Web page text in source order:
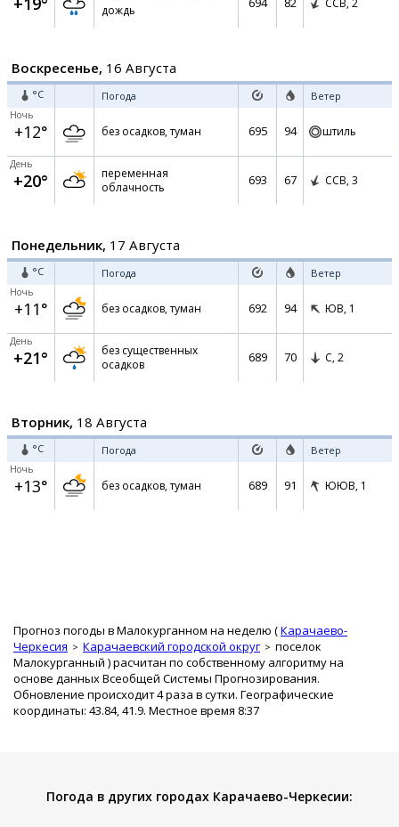
дождь
ССВ, 2
Воскресенье, 16 Августа
°C Погода Ветер
Ночь
+12° без осадков, туман 695 94 штиль
День
+20°
переменная
облачность
693 67 ССВ, 3
Понедельник, 17 Августа
°C Погода Ветер
Ночь
+11° без осадков, туман 692 94 ЮВ, 1
День
+21°
без существенных
осадков
689 70 С, 2
Вторник, 18 Августа
°C Погода Ветер
Ночь
+13° без осадков, туман 689 91 ЮЮВ, 1
Прогноз погоды в Малокурганном на неделю (Карачаево-
Черкесия
Карачаевский городской округ
поселок
Малокурганный ) расчитан по собственному алгоритму на
основе данных Всеобщей Системы Прогнозирования.
Обновление происходит 4 раза в сутки. Географические
координаты: 43.84, 41.9. Местное время 8:37
Погода в других городах Карачаево-Черкесии: